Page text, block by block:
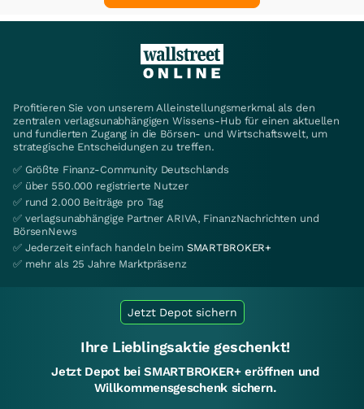
Profitieren Sie von unserem Alleinstellungsmerkmal als den
zentralen verlagsunabhängigen Wissens-Hub für einen aktuellen
und fundierten Zugang in die Börsen- und Wirtschaftswelt, um
strategische Entscheidungen zu treffen.
✅ Größte Finanz-Community Deutschlands
✅ über 550.000 registrierte Nutzer
✅ rund 2.000 Beiträge pro Tag
✅ verlagsunabhängige Partner ARIVA, FinanzNachrichten und
BörsenNews
✅ Jederzeit einfach handeln beim SMARTBROKER+
✅ mehr als 25 Jahre Marktpräsenz
Jetzt Depot sichern
Ihre Lieblingsaktie geschenkt!
Jetzt Depot bei SMARTBROKER+ eröffnen und
Willkommensgeschenk sichern.